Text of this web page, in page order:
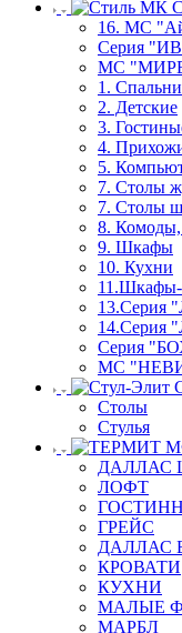
16. МС
Серия
МС
1. Спальни
2. Детские
3.
4.
5.
7. Столы
7. Столы
8. Комоды,
9. Шкафы
10. Кухни
13.Серия
Серия
МС
Столы
Стулья
ДАЛЛАС
ЛОФТ
ГРЕЙС
ДАЛЛАС
КРОВАТИ
КУХНИ
МАЛЫЕ
МАРБЛ